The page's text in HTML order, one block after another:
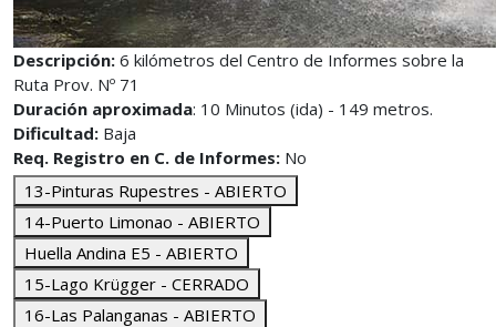
Descripción: 6 kilómetros del Centro de Informes sobre la
Ruta Prov. Nº 71
Duración aproximada: 10 Minutos (ida) - 149 metros.
Dificultad: Baja
Req. Registro en C. de Informes: No
13-Pinturas Rupestres - ABIERTO
14-Puerto Limonao - ABIERTO
Huella Andina E5 - ABIERTO
15-Lago Krügger - CERRADO
16-Las Palanganas - ABIERTO